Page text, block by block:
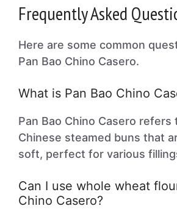
Frequently Asked
Here are some common
Pan Bao Chino Casero.
What is Pan Bao Chino
Pan Bao Chino Casero refers
Chinese steamed buns that
soft, perfect for various
Can I use whole wheat
Chino Casero?